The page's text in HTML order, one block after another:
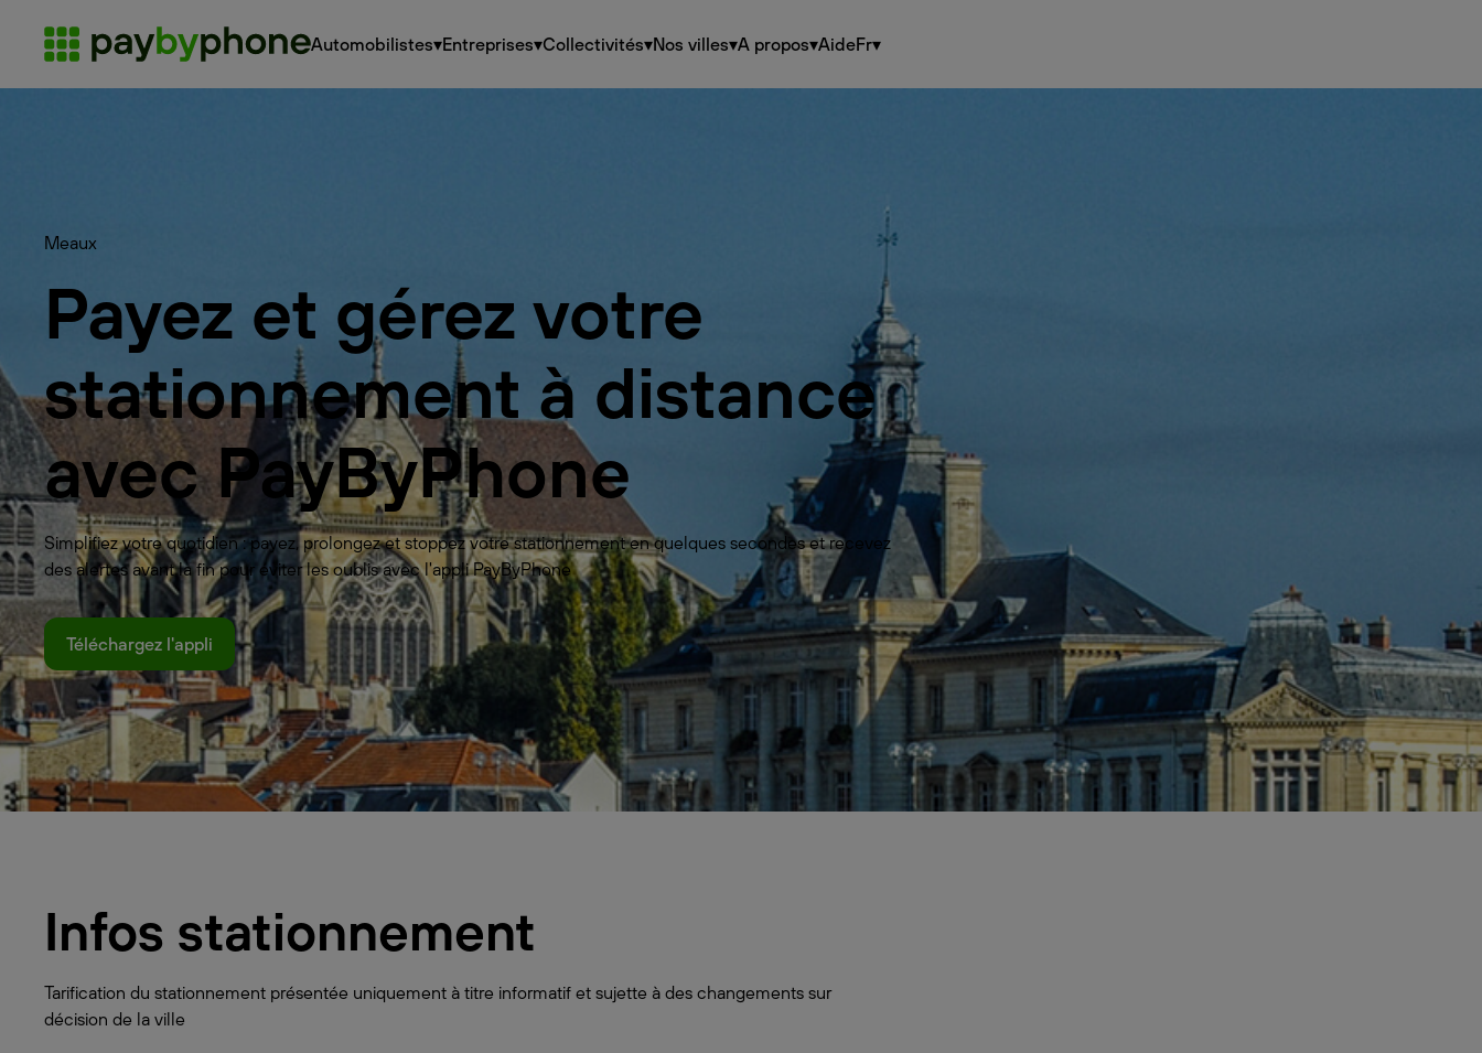
Automobilistes▾Entreprises▾Collectivités▾Nos villes▾A propos▾AideFr▾
Meaux
Payez et gérez votre
stationnement à distance
avec PayByPhone
Simplifiez votre quotidien : payez, prolongez et stoppez votre stationnement en quelques secondes et recevez
des alertes avant la fin pour éviter les oublis avec l'appli PayByPhone
Téléchargez l'appli
Infos stationnement
Tarification du stationnement présentée uniquement à titre informatif et sujette à des changements sur
décision de la ville